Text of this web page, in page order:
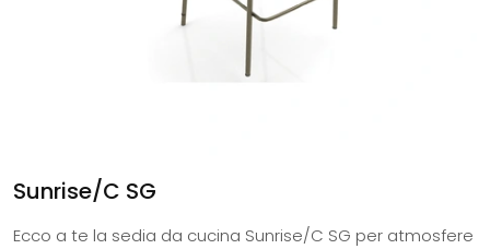
Sunrise/C SG
Ecco a te la sedia da cucina Sunrise/C SG per atmosfere